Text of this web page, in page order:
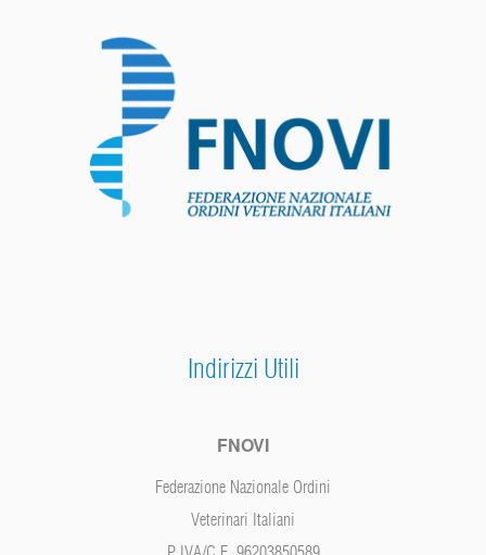
Indirizzi Utili
FNOVI
Federazione Nazionale Ordini
Veterinari Italiani